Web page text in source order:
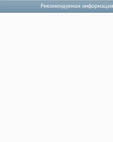
Рекомендуемая информация